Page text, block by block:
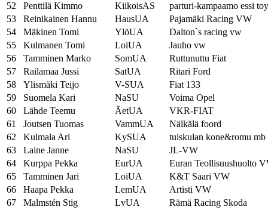
52
Penttilä Kimmo KiikoisAS
parturi-kampaamo essi
53
Reinikainen Hannu HausUA
Pajamäki Racing VW
54
Mäkinen Tomi YlöUA
Dalton`s racing vw
55
Kulmanen Tomi LoiUA
Jauho vw
56
Tamminen Marko SomUA
Ruttunuttu Fiat
57
Railamaa Jussi SatUA
Ritari Ford
58
Ylismäki Teijo V-SUA
Fiat 133
59
Suomela Kari NaSU
Voima Opel
60
Lähde Teemu ÄetUA
VKR-FIAT
61
Joutsen Tuomas VammUA
Nälkälä foord
62
Kulmala Ari KySUA
tuiskulan kone&romu mb
63
Laine Janne NaSU
JL-VW
64
Kurppa Pekka EurUA
Euran Teollisuushuolto
65
Tamminen Jari LoiUA
K&T Saari VW
66
Haapa Pekka LemUA
Artisti VW
67
Malmstén Stig LvUA
Rämä Racing Skoda